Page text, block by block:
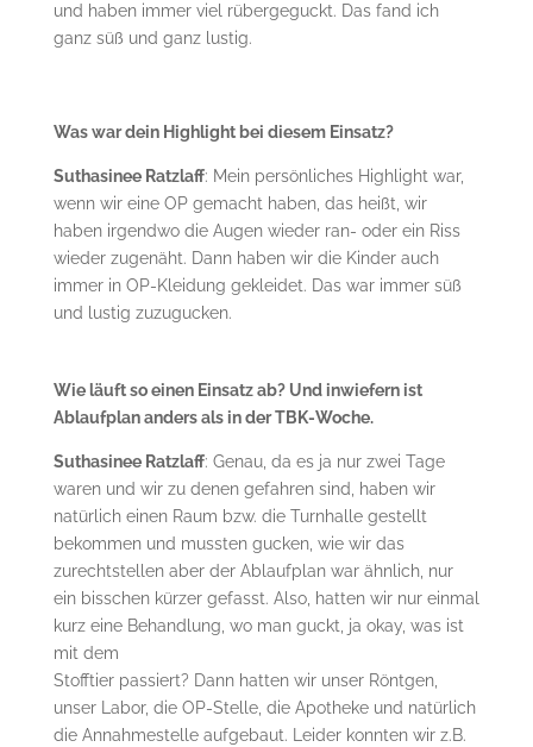
und haben immer viel rübergeguckt. Das fand ich
ganz süß und ganz lustig.
Was war dein Highlight bei diesem Einsatz?
Suthasinee Ratzlaff: Mein persönliches Highlight war,
wenn wir eine OP gemacht haben, das heißt, wir
haben irgendwo die Augen wieder ran- oder ein Riss
wieder zugenäht. Dann haben wir die Kinder auch
immer in OP-Kleidung gekleidet. Das war immer süß
und lustig zuzugucken.
Wie läuft so einen Einsatz ab? Und inwiefern ist
Ablaufplan anders als in der TBK-Woche.
Suthasinee Ratzlaff: Genau, da es ja nur zwei Tage
waren und wir zu denen gefahren sind, haben wir
natürlich einen Raum bzw. die Turnhalle gestellt
bekommen und mussten gucken, wie wir das
zurechtstellen aber der Ablaufplan war ähnlich, nur
ein bisschen kürzer gefasst. Also, hatten wir nur einmal
kurz eine Behandlung, wo man guckt, ja okay, was ist
mit dem
Stofftier passiert? Dann hatten wir unser Röntgen,
unser Labor, die OP-Stelle, die Apotheke und natürlich
die Annahmestelle aufgebaut. Leider konnten wir z.B.